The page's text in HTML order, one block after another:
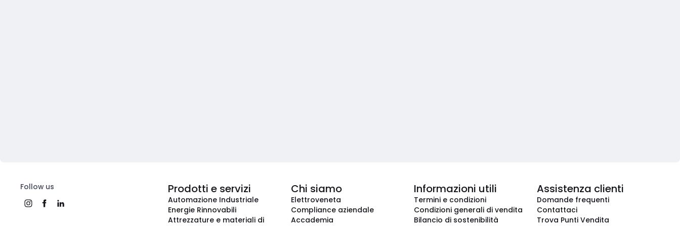
Follow us Prodotti e servizi
Automazione Industriale
Energie Rinnovabili
Attrezzature e materiali di
Chi siamo
Elettroveneta
Compliance aziendale
Accademia
Informazioni utili
Termini e condizioni
Condizioni generali di vendita
Bilancio di sostenibilità
Assistenza clienti
Domande frequenti
Contattaci
Trova Punti Vendita